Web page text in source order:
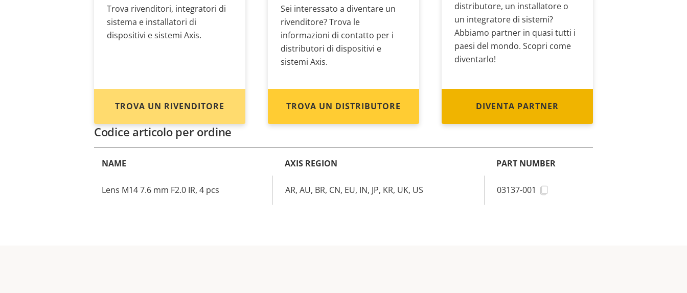
Trova rivenditori, integratori di
sistema e installatori di
dispositivi e sistemi Axis.
TROVA UN RIVENDITORE
Sei interessato a diventare un
rivenditore? Trova le
informazioni di contatto per i
distributori di dispositivi e
sistemi Axis.
TROVA UN DISTRIBUTORE
distributore, un installatore o
un integratore di sistemi?
Abbiamo partner in quasi tutti i
paesi del mondo. Scopri come
diventarlo!
DIVENTA PARTNER
Codice articolo per ordine
NAME AXIS REGION PART NUMBER
Lens M14 7.6 mm F2.0 IR, 4 pcs AR, AU, BR, CN, EU, IN, JP, KR, UK, US 03137-001